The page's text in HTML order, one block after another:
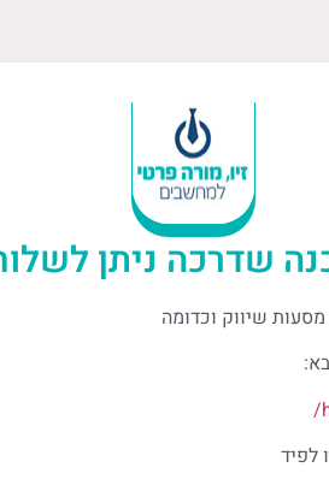
שדרכה ניתן
שיווק וכדומה
לפיד